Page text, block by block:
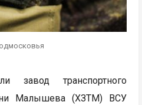
завод транспортного
Малышева (ХЗТМ) ВСУ